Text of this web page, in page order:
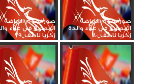
صور نجوم الرياضة
المصرية في عزاء والدة
زكريا ناصف_80
صور نجوم الرياضة
المصرية في عزاء
زكريا ناصف_79